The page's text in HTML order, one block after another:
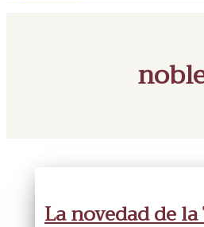
La novedad de